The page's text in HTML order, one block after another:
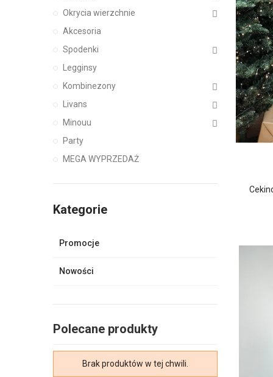
Okrycia wierzchnie
Akcesoria
Spodenki
Legginsy
Kombinezony
Livans
Minouu
Party
MEGA WYPRZEDAŻ
Kategorie
Promocje
Nowości
Polecane produkty
Brak produktów w tej chwili.